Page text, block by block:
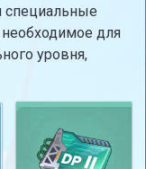
специальные
для
уровня,